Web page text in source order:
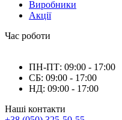
Виробники
Акції
Час роботи
ПН-ПТ: 09:00 - 17:00
СБ: 09:00 - 17:00
НД: 09:00 - 17:00
Наші контакти